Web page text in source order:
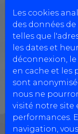
Les cookies
des données
telles que
les dates et
déconnexion,
en cache et les
sont
nous ne
visité notre site
performances.
navigation,